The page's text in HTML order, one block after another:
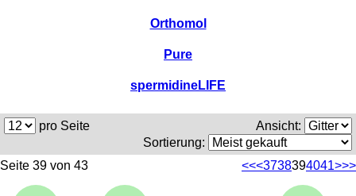
Orthomol
Pure
spermidineLIFE
pro Seite
Ansicht:
Sortierung:
Seite 39 von 43
<<<3738394041>>>